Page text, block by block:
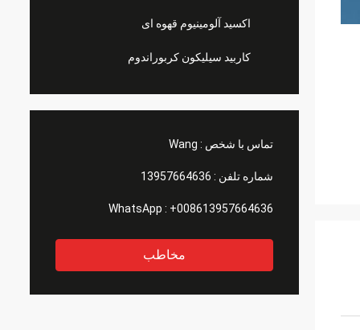
اکسید آلومینیوم قهوه ای
کاربید سیلیکون کربوراندوم
تماس با شخص : Wang
شماره تلفن : 13957664636
WhatsApp : +008613957664636
مخاطب